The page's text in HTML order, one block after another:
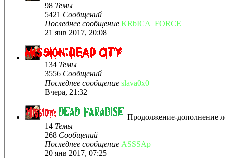
98 Темы
5421 Сообщений
Последнее сообщение KRbICA_FORCE
21 янв 2017, 20:08
134 Темы
3556 Сообщений
Последнее сообщение slava0x0
Вчера, 21:32
Продолжение-дополнение
14 Темы
268 Сообщений
Последнее сообщение ASSSAp
20 янв 2017, 07:25